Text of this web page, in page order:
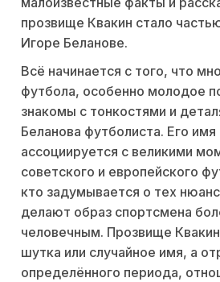
прозвище Квакин стало
Игоре Беланове.
Всё начинается с того, что
футбола, особенно молодое
знакомы с тонкостями и
Беланова футболиста. Его имя
ассоциируется с великими
советского и европейского
кто задумывается о тех
делают образ спортсмена
человечным. Прозвище
шутка или случайное имя, а
определённого периода,